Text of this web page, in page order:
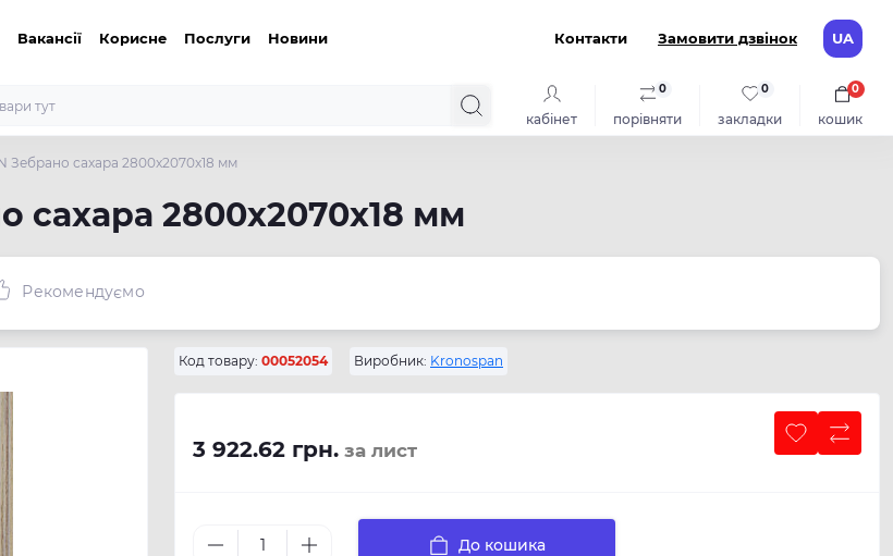
Вакансії Корисне Послуги Новини Контакти Замовити дзвінок UA
кабінет порівняти
0
закладки
0
кошик
0
Зебрано сахара 2800x2070x18 мм
сахара 2800x2070x18 мм
Рекомендуємо
Код товару: 00052054 Виробник: Kronospan
3 922.62 грн. за лист
До кошика